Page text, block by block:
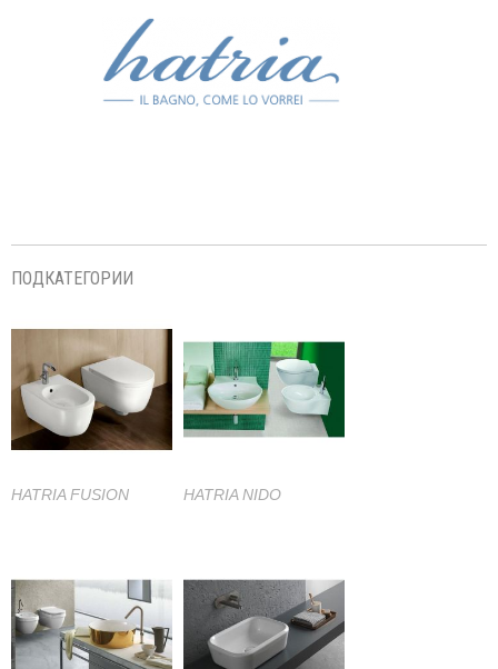
ПОДКАТЕГОРИИ
HATRIA FUSION HATRIA NIDO